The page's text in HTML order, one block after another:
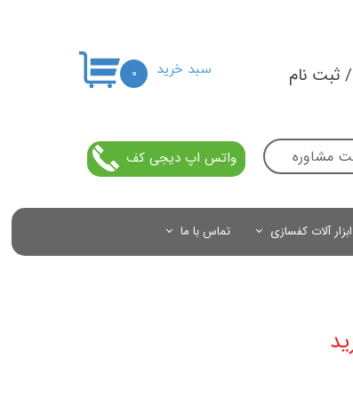
/ ثبت نام
گذر واژه
از حساب کاربری
ابزار آلات کفسازی تماس با ما
۰ سبد خرید
مشاوره واتس اپ دیجی کف